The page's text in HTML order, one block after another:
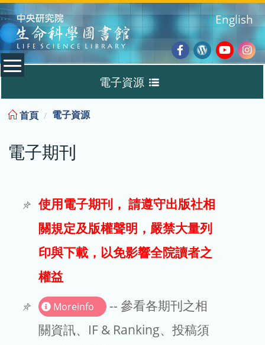
:::
Facebook
Wordpress
English
電子資源
電子期刊
試用
文章處理費
首頁 電子資源
電子期刊
使用電子期刊， 請遵守出版社相
關規定及版權聲明，嚴禁大量列
印與下載，以免影響全院讀者之
權益
Moreinfo
-- 參看各期刊之相
關資訊、IF & Ranking、投稿須